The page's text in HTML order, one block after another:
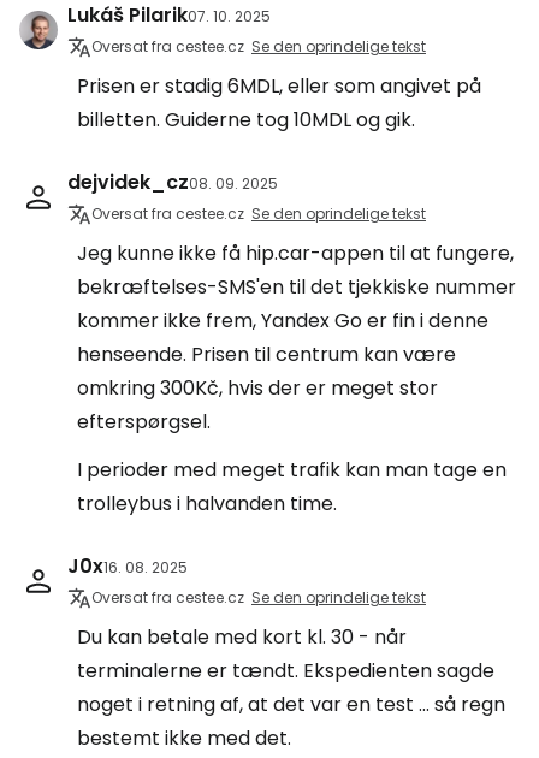
Lukáš Pilarik07. 10. 2025
Oversat fra cestee.cz Se den oprindelige tekst
Prisen er stadig 6MDL, eller som angivet på
billetten. Guiderne tog 10MDL og gik.
dejvidek_cz08. 09. 2025
Oversat fra cestee.cz Se den oprindelige tekst
Jeg kunne ikke få hip.car-appen til at fungere,
bekræftelses-SMS'en til det tjekkiske nummer
kommer ikke frem, Yandex Go er fin i denne
henseende. Prisen til centrum kan være
omkring 300Kč, hvis der er meget stor
efterspørgsel.
I perioder med meget trafik kan man tage en
trolleybus i halvanden time.
J0x16. 08. 2025
Oversat fra cestee.cz Se den oprindelige tekst
Du kan betale med kort kl. 30 - når
terminalerne er tændt. Ekspedienten sagde
noget i retning af, at det var en test ... så regn
bestemt ikke med det.